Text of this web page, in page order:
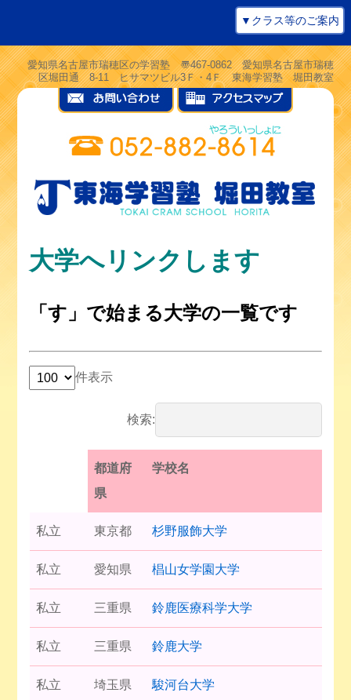
▼クラス等のご案内
愛知県名古屋市瑞穂区の学習塾 〠467-0862 愛知県名古屋市瑞穂
区堀田通 8-11 ヒサマツビル3Ｆ・4Ｆ 東海学習塾 堀田教室
大学へリンクします
「す」で始まる大学の一覧です
件表示
検索:
都道府
県
学校名
私立 東京都 杉野服飾大学
私立 愛知県 椙山女学園大学
私立 三重県 鈴鹿医療科学大学
私立 三重県 鈴鹿大学
私立 埼玉県 駿河台大学